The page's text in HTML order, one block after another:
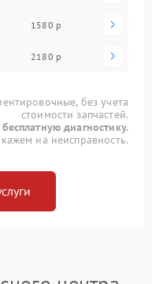
1580 р
2180 р
без учета
стоимости запчастей.
диагностику.
на неисправность.